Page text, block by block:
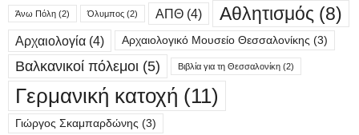
Άνω Πόλη (2) Όλυμπος (2) ΑΠΘ (4) Αθλητισμός (8)
Αρχαιολογία (4) Αρχαιολογικό Μουσείο Θεσσαλονίκης (3)
Βαλκανικοί πόλεμοι (5) Βιβλία για τη Θεσσαλονίκη (2)
Γερμανική κατοχή (11)
Γιώργος Σκαμπαρδώνης (3)